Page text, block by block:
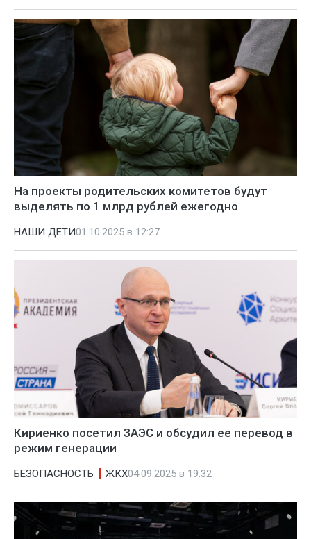
На проекты родительских комитетов будут
выделять по 1 млрд рублей ежегодно
НАШИ ДЕТИ01.10.2025 в 12:27
Кириенко посетил ЗАЭС и обсудил ее перевод в
режим генерации
БЕЗОПАСНОСТЬ ЖКХ04.09.2025 в 19:32